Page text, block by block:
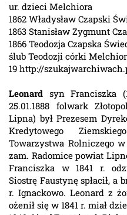
ur. dzieci Melchiora
1862 Władysław Czapski
1863 Stanisław Zygmunt
1866 Teodozja Czapska
ślub Teodozji córki
19 http://
Leonard syn Franciszka
25.01.1888 folwark
Lipna) był Prezesem
Kredytowego
Towarzystwa Rolniczego
zam. Radomice powiat
Franciszka w 1841 r.
Siostrę Faustynę spłacił, a
r. Ignackowo. Leonard z
ożenił się w 1841 r. miał